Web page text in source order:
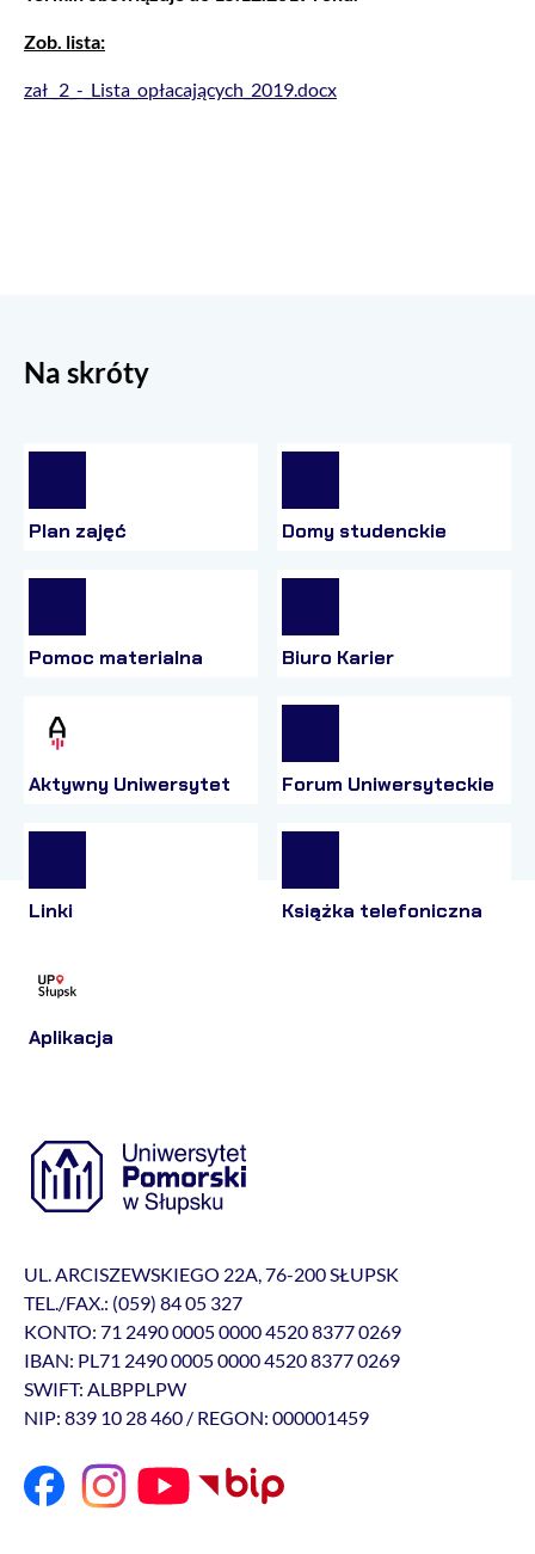
Zob. lista:
zał _2_-_Lista_opłacających_2019.docx
Na skróty
Plan zajęć Domy studenckie
Pomoc materialna Biuro Karier
Aktywny Uniwersytet Forum Uniwersyteckie
Linki Książka telefoniczna
Aplikacja
UL. ARCISZEWSKIEGO 22A, 76-200 SŁUPSK
TEL./FAX.: (059) 84 05 327
KONTO: 71 2490 0005 0000 4520 8377 0269
IBAN: PL71 2490 0005 0000 4520 8377 0269
SWIFT: ALBPPLPW
NIP: 839 10 28 460 / REGON: 000001459